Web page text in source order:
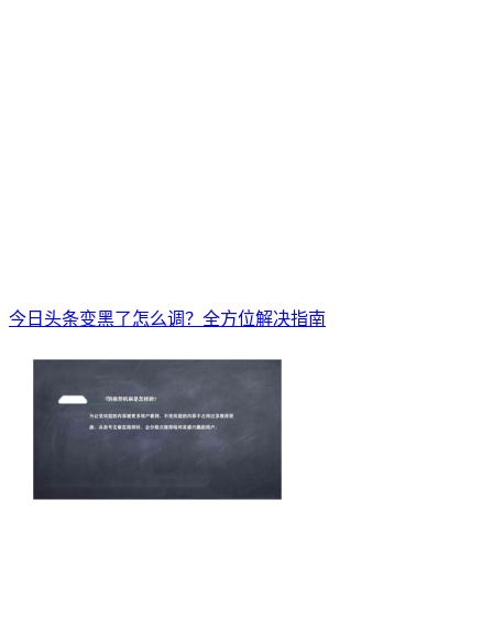
今日头条变黑了怎么调？全方位解决指南